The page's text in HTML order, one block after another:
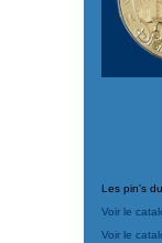
Les pin's
Voir le
Voir le